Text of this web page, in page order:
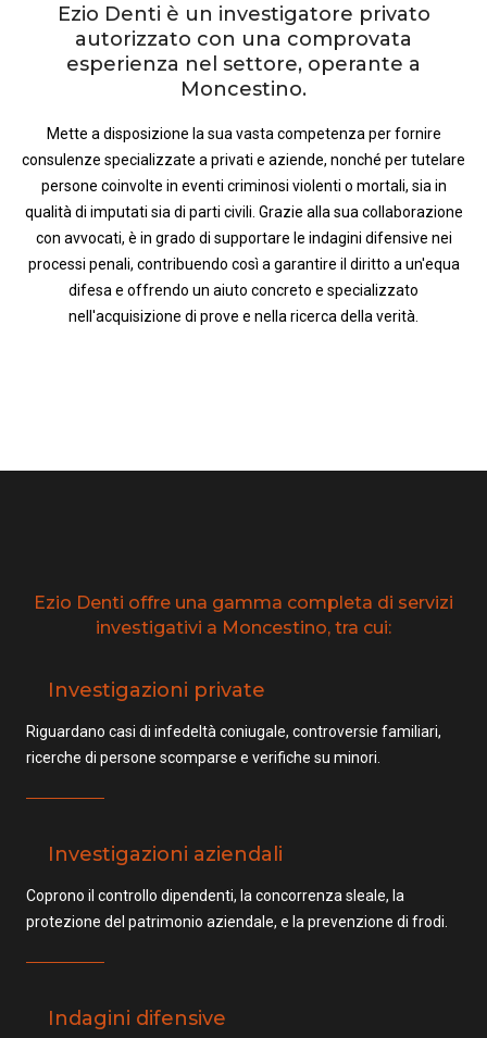
Ezio Denti è un investigatore privato
autorizzato con una comprovata
esperienza nel settore, operante a
Moncestino.
Mette a disposizione la sua vasta competenza per fornire
consulenze specializzate a privati e aziende, nonché per tutelare
persone coinvolte in eventi criminosi violenti o mortali, sia in
qualità di imputati sia di parti civili. Grazie alla sua collaborazione
con avvocati, è in grado di supportare le indagini difensive nei
processi penali, contribuendo così a garantire il diritto a un'equa
difesa e offrendo un aiuto concreto e specializzato
nell'acquisizione di prove e nella ricerca della verità.
Ezio Denti offre una gamma completa di servizi
investigativi a Moncestino, tra cui:
Investigazioni private
Riguardano casi di infedeltà coniugale, controversie familiari,
ricerche di persone scomparse e verifiche su minori.
Investigazioni aziendali
Coprono il controllo dipendenti, la concorrenza sleale, la
protezione del patrimonio aziendale, e la prevenzione di frodi.
Indagini difensive